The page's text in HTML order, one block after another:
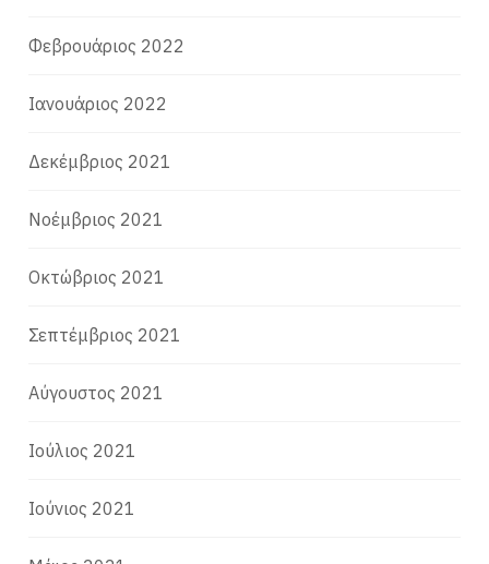
Φεβρουάριος 2022
Ιανουάριος 2022
Δεκέμβριος 2021
Νοέμβριος 2021
Οκτώβριος 2021
Σεπτέμβριος 2021
Αύγουστος 2021
Ιούλιος 2021
Ιούνιος 2021